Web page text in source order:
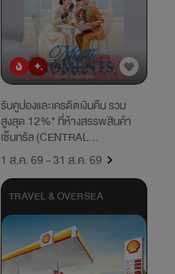
ยอดนิยมมาใหม่
รับคูปองและเครดิตเงินคืน รวม
สูงสุด 12%* ที่ห้างสรรพสินค้า
เซ็นทรัล (CENTRAL
DEPARTMENT STORE), CHAT
& SHOP
1 ส.ค. 69 - 31 ส.ค. 69
TRAVEL & OVERSEA